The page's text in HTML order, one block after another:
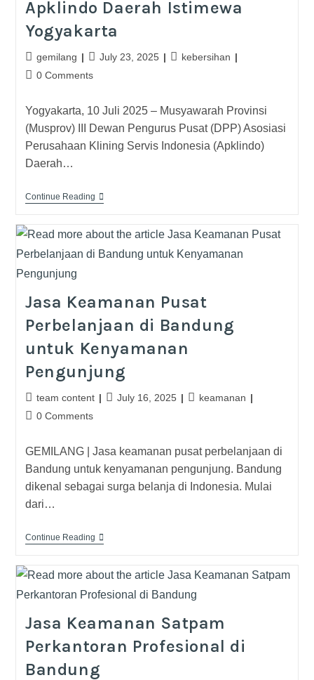
Apklindo Daerah Istimewa
Yogyakarta
gemilang July 23, 2025
kebersihan
0 Comments
Yogyakarta, 10 Juli 2025 – Musyawarah Provinsi
(Musprov) III Dewan Pengurus Pusat (DPP) Asosiasi
Perusahaan Klining Servis Indonesia (Apklindo)
Daerah…
Continue Reading
Jasa Keamanan Pusat
Perbelanjaan di Bandung
untuk Kenyamanan
Pengunjung
team content July 16, 2025
keamanan
0 Comments
GEMILANG | Jasa keamanan pusat perbelanjaan di
Bandung untuk kenyamanan pengunjung. Bandung
dikenal sebagai surga belanja di Indonesia. Mulai
dari…
Continue Reading
Jasa Keamanan Satpam
Perkantoran Profesional di
Bandung